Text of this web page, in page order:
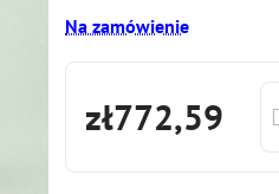
Na zamówienie
zł772,59